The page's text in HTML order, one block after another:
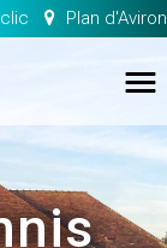
Plan d'Aviron